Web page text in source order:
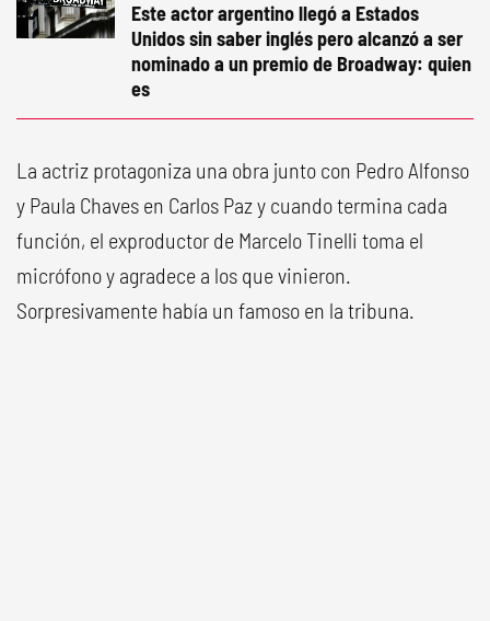
Este actor argentino llegó a Estados
Unidos sin saber inglés pero alcanzó a ser
nominado a un premio de Broadway: quien
es
La actriz protagoniza una obra junto con Pedro Alfonso
y Paula Chaves en Carlos Paz y cuando termina cada
función, el exproductor de Marcelo Tinelli toma el
micrófono y agradece a los que vinieron.
Sorpresivamente había un famoso en la tribuna.